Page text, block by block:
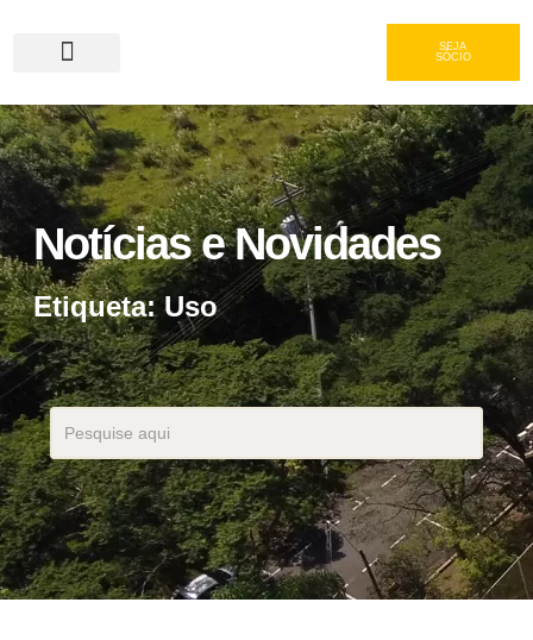
SEJA
SÓCIO
Notícias e Novidades
Etiqueta: Uso